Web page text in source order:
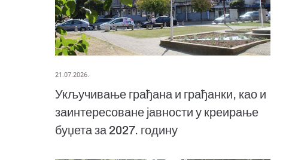
21.07.2026.
Укључивање грађана и грађанки, као и
заинтересоване јавности у креирање
буџета за 2027. годину